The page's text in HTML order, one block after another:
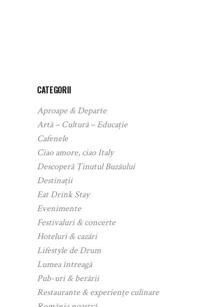
CATEGORII
Aproape & Departe
Artă – Cultură – Educație
Cafenele
Ciao amore, ciao Italy
Descoperă Ținutul Buzăului
Destinații
Eat Drink Stay
Evenimente
Festivaluri & concerte
Hoteluri & cazări
Lifestyle de Drum
Lumea întreagă
Pub-uri & berării
Restaurante & experiențe culinare